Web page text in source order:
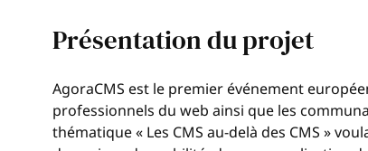
Présentation du projet
AgoraCMS est le premier événement
professionnels du web ainsi que les
thématique « Les CMS au-delà des CMS »